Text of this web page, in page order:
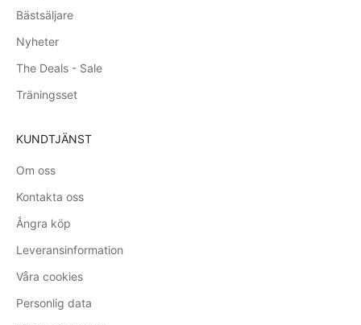
Bästsäljare
Nyheter
The Deals - Sale
Träningsset
KUNDTJÄNST
Om oss
Kontakta oss
Ångra köp
Leveransinformation
Våra cookies
Personlig data